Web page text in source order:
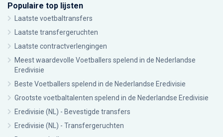
Populaire top lijsten
Laatste voetbaltransfers
Laatste transfergeruchten
Laatste contractverlengingen
Meest waardevolle Voetballers spelend in de Nederlandse
Eredivisie
Beste Voetballers spelend in de Nederlandse Eredivisie
Grootste voetbaltalenten spelend in de Nederlandse Eredivisie
Eredivisie (NL) - Bevestigde transfers
Eredivisie (NL) - Transfergeruchten